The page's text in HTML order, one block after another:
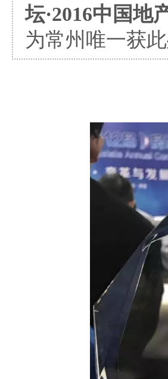
坛·2016中国地
为常州唯一获